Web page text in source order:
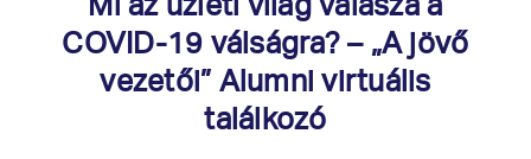
COVID-19 válságra? – „A jövő
vezetői” Alumni virtuális
találkozó